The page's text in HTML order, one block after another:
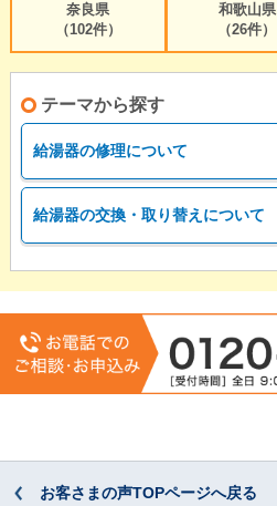
奈良県
（102件）
和歌山県
（26件）
テーマから探す
給湯器の修理について
給湯器の交換・取り替えについて
お客さまの声TOPページへ戻る